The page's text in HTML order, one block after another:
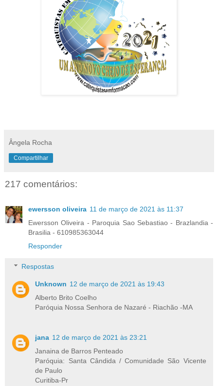
Ângela Rocha
Compartilhar
217 comentários:
ewersson oliveira 11 de março de 2021 às 11:37
Ewersson Oliveira - Paroquia Sao Sebastiao - Brazlandia -
Brasilia - 610985363044
Responder
Respostas
Unknown 12 de março de 2021 às 19:43
Alberto Brito Coelho
Paróquia Nossa Senhora de Nazaré - Riachão -MA
jana 12 de março de 2021 às 23:21
Janaina de Barros Penteado
Paróquia: Santa Cândida / Comunidade São Vicente
de Paulo
Curitiba-Pr